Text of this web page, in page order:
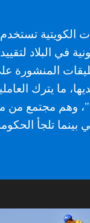
الكويتية
في البلاد
المنشورة
ما يترك
وهم مجتمع من
بينما تلجأ